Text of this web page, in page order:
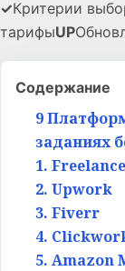
✓Критерии
тарифыUP
Содержание
9
заданиях
1.
2. Upwork
3. Fiverr
4.
5. Amazon